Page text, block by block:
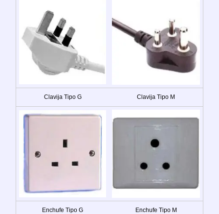
Clavija Tipo G Clavija Tipo M
Enchufe Tipo G Enchufe Tipo M